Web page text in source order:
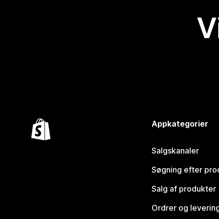
Appkategorier
Salgskanaler
Søgning efter
Salg af produkter
Ordrer og